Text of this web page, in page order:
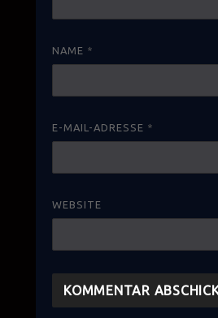
NAME *
E-MAIL-ADRESSE *
WEBSITE